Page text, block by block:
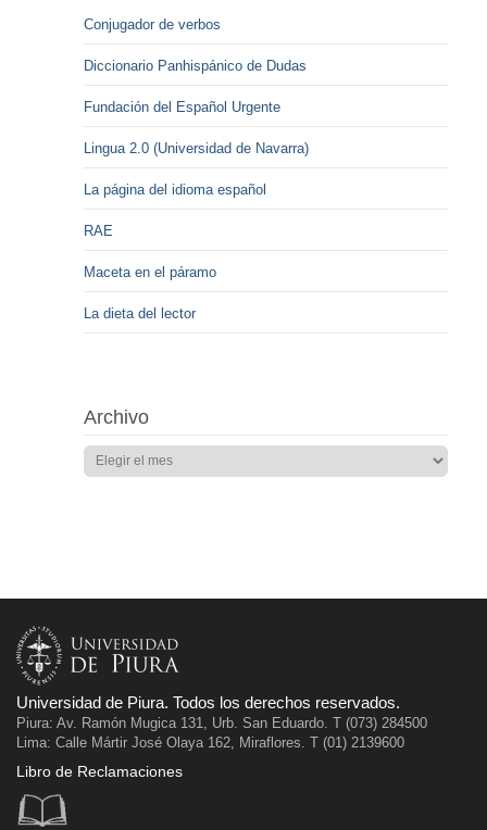
Conjugador de verbos
Diccionario Panhispánico de Dudas
Fundación del Español Urgente
Lingua 2.0 (Universidad de Navarra)
La página del idioma español
RAE
Maceta en el páramo
La dieta del lector
Archivo
Universidad de Piura. Todos los derechos reservados.
Piura: Av. Ramón Mugica 131, Urb. San Eduardo. T (073) 284500
Lima: Calle Mártir José Olaya 162, Miraflores. T (01) 2139600
Libro de Reclamaciones